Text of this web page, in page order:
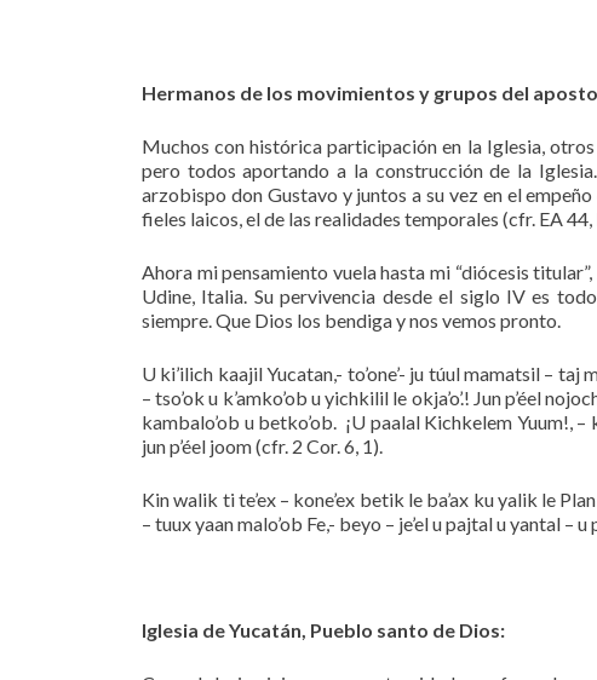
Hermanos de los movimientos y grupos del
Muchos con histórica participación en la Iglesia,
pero todos aportando a la construcción de la
arzobispo don Gustavo y juntos a su vez en el
fieles laicos, el de las realidades temporales (cfr. EA
Ahora mi pensamiento vuela hasta mi “diócesis
Udine, Italia. Su pervivencia desde el siglo IV es
siempre. Que Dios los bendiga y nos vemos pronto.
U ki’ilich kaajil Yucatan,- to’one’- ju túul mamatsil – taj
– tso’ok u k’amko’ob u yichkilil le okja’o’.! Jun p’éel
kambalo’ob u betko’ob. ¡U paalal Kichkelem Yuum!,
jun p’éel joom (cfr. 2 Cor. 6, 1).
Kin walik ti te’ex – kone’ex betik le ba’ax ku yalik le
– tuux yaan malo’ob Fe,- beyo – je’el u pajtal u yantal –
Iglesia de Yucatán, Pueblo santo de Dios: